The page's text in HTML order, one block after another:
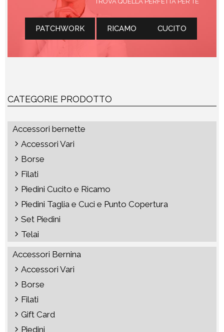
PATCHWORK RICAMO CUCITO
CATEGORIE PRODOTTO
Accessori bernette
Accessori Vari
Borse
Filati
Piedini Cucito e Ricamo
Piedini Taglia e Cuci e Punto Copertura
Set Piedini
Telai
Accessori Bernina
Accessori Vari
Borse
Filati
Gift Card
Piedini